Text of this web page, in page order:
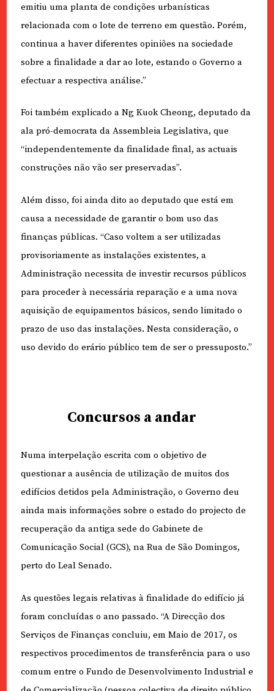
emitiu uma planta de condições urbanísticas
relacionada com o lote de terreno em questão. Porém,
continua a haver diferentes opiniões na sociedade
sobre a finalidade a dar ao lote, estando o Governo a
efectuar a respectiva análise.”
Foi também explicado a Ng Kuok Cheong, deputado da
ala pró-democrata da Assembleia Legislativa, que
“independentemente da finalidade final, as actuais
construções não vão ser preservadas”.
Além disso, foi ainda dito ao deputado que está em
causa a necessidade de garantir o bom uso das
finanças públicas. “Caso voltem a ser utilizadas
provisoriamente as instalações existentes, a
Administração necessita de investir recursos públicos
para proceder à necessária reparação e a uma nova
aquisição de equipamentos básicos, sendo limitado o
prazo de uso das instalações. Nesta consideração, o
uso devido do erário público tem de ser o pressuposto.”
Concursos a andar
Numa interpelação escrita com o objetivo de
questionar a ausência de utilização de muitos dos
edifícios detidos pela Administração, o Governo deu
ainda mais informações sobre o estado do projecto de
recuperação da antiga sede do Gabinete de
Comunicação Social (GCS), na Rua de São Domingos,
perto do Leal Senado.
As questões legais relativas à finalidade do edifício já
foram concluídas o ano passado. “A Direcção dos
Serviços de Finanças concluiu, em Maio de 2017, os
respectivos procedimentos de transferência para o uso
comum entre o Fundo de Desenvolvimento Industrial e